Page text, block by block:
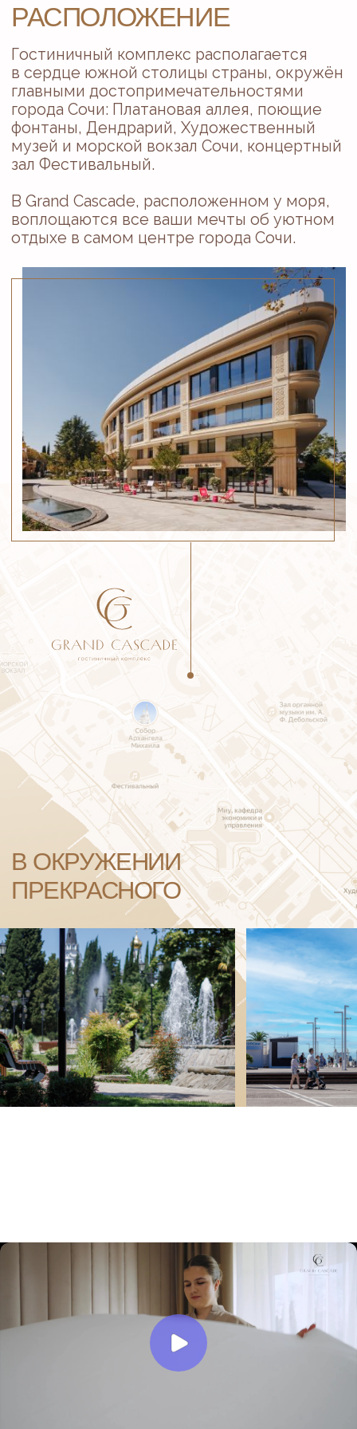
Сайт ресторанаBRO&N
В гостиничном комплексе Grand Cascade к
услугам гостей ресторан BRO&N —
Новикова — одного из лучших
рестораторов России.
элементом интерьера является печь
в самом центре зала. Именно в ней
команда поваров готовит для вас самые
изысканные, и в то же время по-
домашнему вкусные блюда.
Гости гостиничного комплекса Grand
Cascade могут насладиться вкуснейшими
континентальными завтраками
с ароматным кофе и разнообразием блюд
и десертов. В распоряжении гостей также
уютная терраса с прекрасным видом
на сквер Стерео.
Философия бренд-шефа ресторана —
Мирко Дзаго проста: свежие
и качественные продукты, ведь только
из таких продуктов можно приготовить
изысканные блюда. Кухня должна быть
легкой, но насыщенной. Главное —
создать приятную атмосферу и передать
культуру Италии.
Режим работы:
Вс-чт:09:00-22:00.